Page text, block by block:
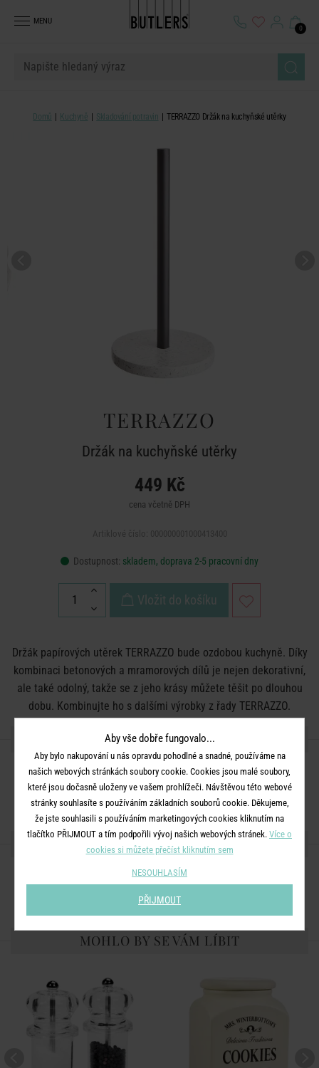
MENU
0
Domů Kuchyně Skladování potravin TERRAZZO Držák na kuchyňské utěrky
TERRAZZO
Držák na kuchyňské utěrky
449 Kč
cena včetně DPH
Dostupnost: skladem, doprava 2-5 pracovní dny
Vložit do košíku
Držák papírových utěrek TERRAZZO bude ozdobou kuchyně. Díky
kombinaci betonových a mramorových dílů je nejen dekorativní,
ale také odolný, takže se z jeho krásy můžete těšit po dlouhou
dobu. Kombinujte ho s dalšími výrobky z řady TERRAZZO.
DETAILY PRODUKTU
Rozměry:V 34 cm
Barva: černá, krémová
SDÍLEJTE S PŘÁTELI
MOHLO BY SE VÁM LÍBIT
Aby vše dobře fungovalo...
Aby bylo nakupování u nás opravdu pohodlné a snadné, používáme na
našich webových stránkách soubory cookie. Cookies jsou malé soubory,
které jsou dočasně uloženy ve vašem prohlížeči. Návštěvou této webové
stránky souhlasíte s používáním základních souborů cookie. Děkujeme,
že jste souhlasili s používáním marketingových cookies kliknutím na
tlačítko PŘIJMOUT a tím podpořili vývoj našich webových stránek. Více o
cookies si můžete přečíst kliknutím sem
NESOUHLASÍM
PŘIJMOUT